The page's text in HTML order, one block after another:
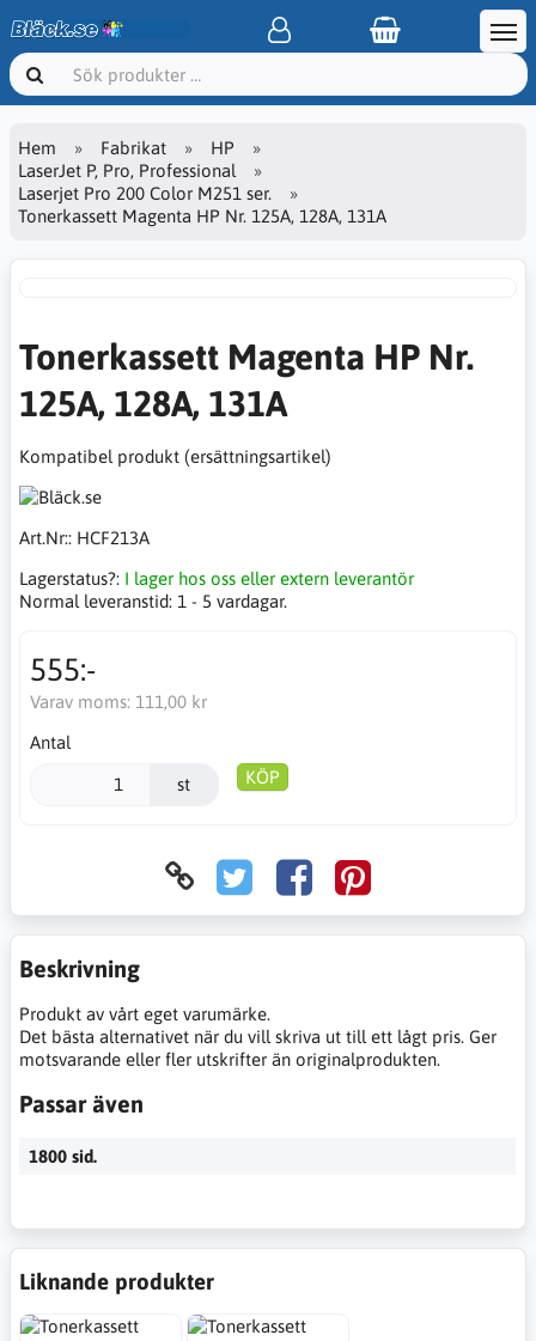
Hem Fabrikat
HP
LaserJet P, Pro, Professional
Laserjet Pro 200 Color M251 ser.
Tonerkassett Magenta HP Nr. 125A, 128A, 131A
Tonerkassett Magenta HP Nr.
125A, 128A, 131A
Kompatibel produkt (ersättningsartikel)
Art.Nr:: HCF213A
Lagerstatus?: I lager hos oss eller extern leverantör
Normal leveranstid: 1 - 5 vardagar.
555:-
Varav moms: 111,00 kr
Antal
st KÖP
Beskrivning
Produkt av vårt eget varumärke.
Det bästa alternativet när du vill skriva ut till ett lågt pris. Ger
motsvarande eller fler utskrifter än originalprodukten.
Passar även
1800 sid.
Liknande produkter